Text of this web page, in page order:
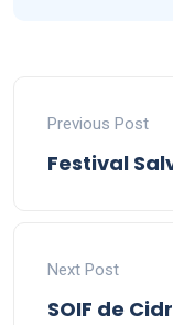
Previous Post
Festival
Next Post
SOIF de